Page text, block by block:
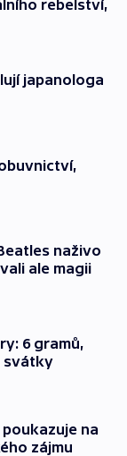
rebelství,
japanologa
naživo
ale magii
6 gramů,
svátky
poukazuje na
zájmu